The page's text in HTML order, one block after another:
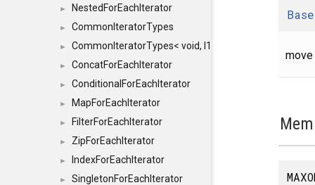
► NestedForEachIterator
► CommonIteratorTypes
► CommonIteratorTypes< void, I1, I2 >
► ConcatForEachIterator
► ConditionalForEachIterator
► MapForEachIterator
► FilterForEachIterator
► ZipForEachIterator
► IndexForEachIterator
► SingletonForEachIterator